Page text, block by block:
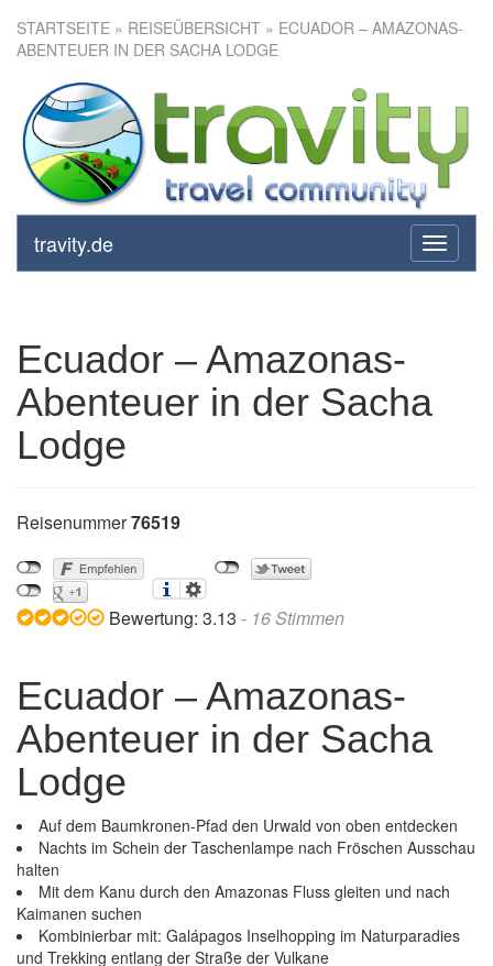
STARTSEITE » REISEÜBERSICHT » ECUADOR – AMAZONAS-
ABENTEUER IN DER SACHA LODGE
toggle
travity.de
Ecuador – Amazonas-
Abenteuer in der Sacha Lodge
Ecuador – Amazonas-
Abenteuer in der Sacha
Lodge
Reisenummer76519
Bewertung: 3.13 - 16Stimmen
Ecuador – Amazonas-
Abenteuer in der Sacha
Lodge
Auf dem Baumkronen-Pfad den Urwald von oben entdecken
Nachts im Schein der Taschenlampe nach Fröschen Ausschau
halten
Mit dem Kanu durch den Amazonas Fluss gleiten und nach
Kaimanen suchen
Kombinierbar mit: Galápagos Inselhopping im Naturparadies
und Trekking entlang der Straße der Vulkane
in der Sacha
Lodge